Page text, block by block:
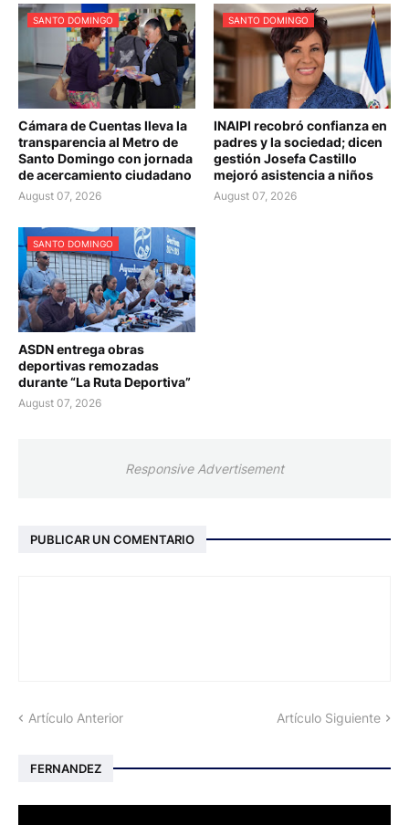
SANTO DOMINGO
Cámara de Cuentas lleva la
transparencia al Metro de
Santo Domingo con jornada
de acercamiento ciudadano
August 07, 2026
SANTO DOMINGO
INAIPI recobró confianza en
padres y la sociedad; dicen
gestión Josefa Castillo
mejoró asistencia a niños
August 07, 2026
SANTO DOMINGO
ASDN entrega obras
deportivas remozadas
durante “La Ruta Deportiva”
August 07, 2026
Responsive Advertisement
PUBLICAR UN COMENTARIO
Artículo Anterior Artículo Siguiente
FERNANDEZ